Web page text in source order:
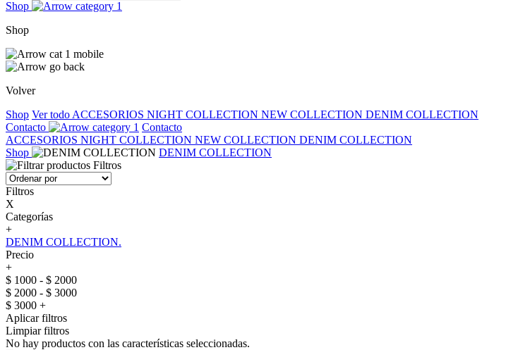
Shop
Shop
Volver
Shop Ver todo ACCESORIOS NIGHT COLLECTION NEW COLLECTION DENIM COLLECTION
Contacto
Contacto
ACCESORIOS NIGHT COLLECTION NEW COLLECTION DENIM COLLECTION
Shop
DENIM COLLECTION
Filtros
Filtros
X
Categorías
+
DENIM COLLECTION.
Precio
+
$ 1000 - $ 2000
$ 2000 - $ 3000
$ 3000 +
Aplicar filtros
Limpiar filtros
No hay productos con las características seleccionadas.